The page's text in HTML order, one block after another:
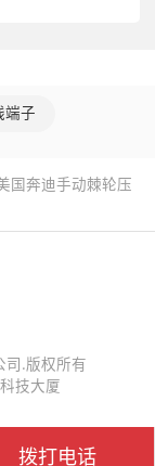
端子
拨打电话
国奔迪手动棘轮压
.版权所有
技大厦